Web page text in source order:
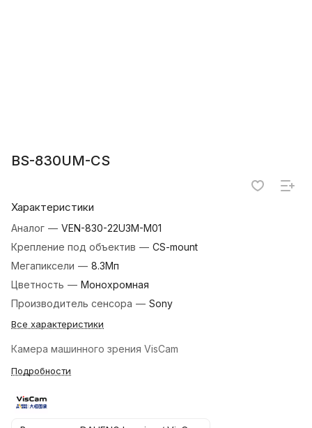
BS-830UM-CS
Характеристики
Аналог — VEN-830-22U3M-M01
Крепление под объектив — CS-mount
Мегапиксели — 8.3Мп
Цветность — Монохромная
Производитель сенсора — Sony
Все характеристики
Камера машинного зрения VisCam
Подробности